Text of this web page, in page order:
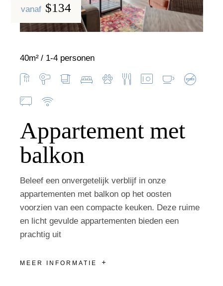
vanaf $134
Appartement met
balkon
Beleef een onvergetelijk verblijf in onze
appartementen met balkon op het oosten
voorzien van een compacte keuken. Deze ruime
en licht gevulde appartementen bieden een
prachtig uit
MEER INFORMATIE
40m² 1-4 personen